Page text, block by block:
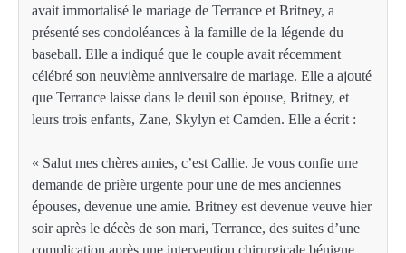
avait immortalisé le mariage de Terrance et Britney, a
présenté ses condoléances à la famille de la légende du
baseball. Elle a indiqué que le couple avait récemment
célébré son neuvième anniversaire de mariage. Elle a ajouté
que Terrance laisse dans le deuil son épouse, Britney, et
leurs trois enfants, Zane, Skylyn et Camden. Elle a écrit :
« Salut mes chères amies, c’est Callie. Je vous confie une
demande de prière urgente pour une de mes anciennes
épouses, devenue une amie. Britney est devenue veuve hier
soir après le décès de son mari, Terrance, des suites d’une